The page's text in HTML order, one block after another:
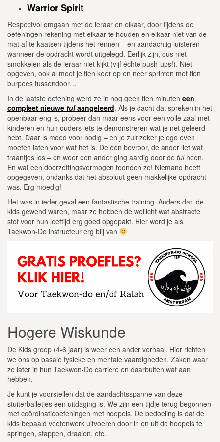
Warrior Spirit
Respectvol omgaan met de leraar en elkaar, door tijdens de
oefeningen rekening met elkaar te houden en elkaar niet van de
mat af te kaatsen tijdens het rennen – en aandachtig luisteren
wanneer de opdracht wordt uitgelegd. Eerlijk zijn, dus niet
smokkelen als de leraar niet kijkt (vijf échte push-ups!). Niet
opgeven, ook al moet je tien keer op en neer sprinten met tien
burpees tussendoor…
In de laatste oefening werd ze in nog geen tien minuten een
compleet nieuwe tulaangeleerd. Als je dacht dat spreken in het
openbaar eng is, probeer dan maar eens voor een volle zaal met
kinderen en hun ouders iets te demonstreren wat je net geleerd
hebt. Daar is moed voor nodig – en je zult zeker je ego even
moeten laten voor wat het is. De één bevroor, de ander liet wat
traantjes los – en weer een ander ging aardig door de tulheen.
En wat een doorzettingsvermogen toonden ze! Niemand heeft
opgegeven, ondanks dat het absoluut geen makkelijke opdracht
was. Erg moedig!
Het was in ieder geval een fantastische training. Anders dan de
kids gewend waren, maar ze hebben de wellicht wat abstracte
stof voor hun leeftijd erg goed opgepakt. Hier word je als
Taekwon-Do instructeur erg blij van
Hogere Wiskunde
De Kids groep (4-6 jaar) is weer een ander verhaal. Hier richten
we ons op basale fysieke en mentale vaardigheden. Zaken waar
ze later in hun Taekwon-Do carrière en daarbuiten wat aan
hebben.
Je kunt je voorstellen dat de aandachtsspanne van deze
stuiterballetjes een uitdaging is. We zijn een tijdje terug begonnen
met coördinatieoefeningen met hoepels. De bedoeling is dat de
kids bepaald voetenwerk uitvoeren door in en uit de hoepels te
springen, stappen, draaien, etc.